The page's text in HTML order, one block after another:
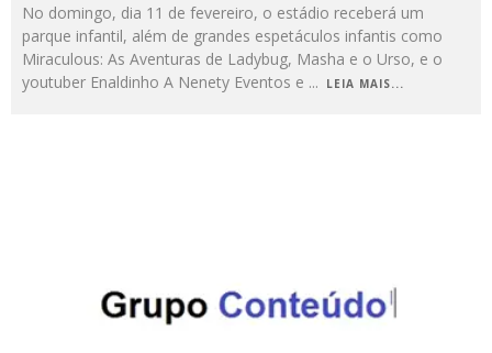
No domingo, dia 11 de fevereiro, o estádio receberá um
parque infantil, além de grandes espetáculos infantis como
Miraculous: As Aventuras de Ladybug, Masha e o Urso, e o
youtuber Enaldinho A Nenety Eventos e ... LEIA MAIS...